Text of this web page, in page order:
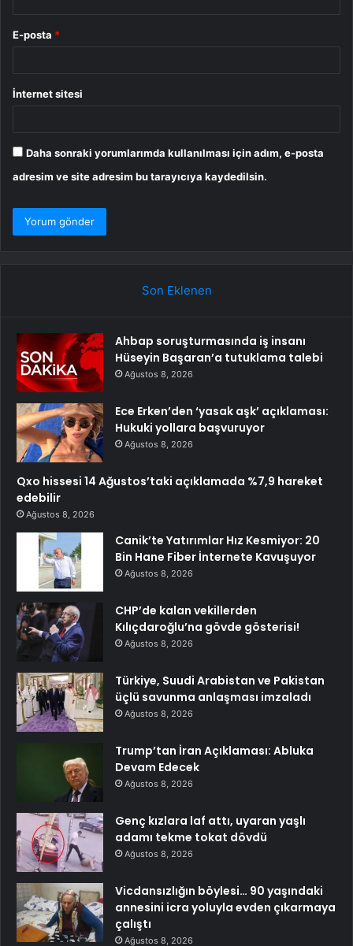
E-posta *
İnternet sitesi
Daha sonraki yorumlarımda kullanılması için adım, e-posta
adresim ve site adresim bu tarayıcıya kaydedilsin.
Son Eklenen
Ahbap soruşturmasında iş insanı
Hüseyin Başaran’a tutuklama talebi
Ağustos 8, 2026
Ece Erken’den ‘yasak aşk’ açıklaması:
Hukuki yollara başvuruyor
Ağustos 8, 2026
Qxo hissesi 14 Ağustos’taki açıklamada %7,9 hareket
edebilir
Ağustos 8, 2026
Canik’te Yatırımlar Hız Kesmiyor: 20
Bin Hane Fiber İnternete Kavuşuyor
Ağustos 8, 2026
CHP’de kalan vekillerden
Kılıçdaroğlu’na gövde gösterisi!
Ağustos 8, 2026
Türkiye, Suudi Arabistan ve Pakistan
üçlü savunma anlaşması imzaladı
Ağustos 8, 2026
Trump’tan İran Açıklaması: Abluka
Devam Edecek
Ağustos 8, 2026
Genç kızlara laf attı, uyaran yaşlı
adamı tekme tokat dövdü
Ağustos 8, 2026
Vicdansızlığın böylesi… 90 yaşındaki
annesini icra yoluyla evden çıkarmaya
çalıştı
Ağustos 8, 2026